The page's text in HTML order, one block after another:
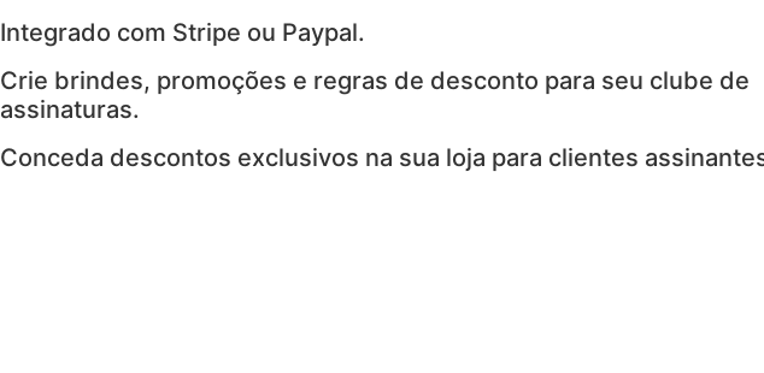
Integrado com Stripe ou Paypal.
Crie brindes, promoções e regras de desconto para seu clube de
assinaturas.
Conceda descontos exclusivos na sua loja para clientes